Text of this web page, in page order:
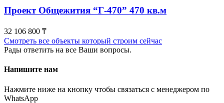
Проект Общежития “Г-470” 470 кв.м
32 106 800 ₸
Смотреть все объекты который строим сейчас
Рады ответить на все Ваши вопросы.
Напишите нам
Нажмите ниже на кнопку чтобы связаться с менеджером по
WhatsApp